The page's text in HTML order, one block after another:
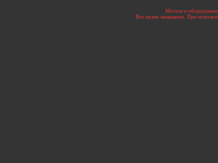
Металл и
Все права защищены. При